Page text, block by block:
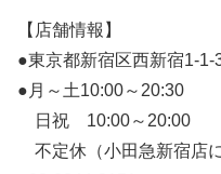
【店舗情報】
●東京都新宿区西新宿1-
●月～土10:00～20:30
日祝 10:00～20:00
不定休（小田急新宿店に